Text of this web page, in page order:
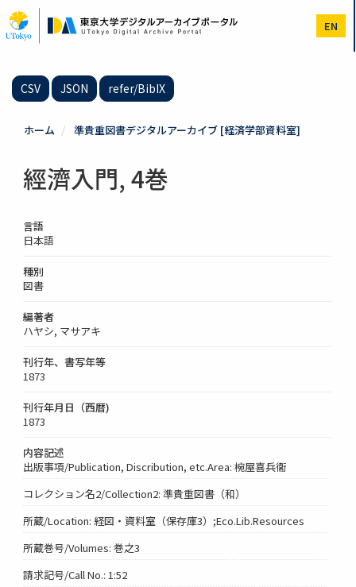
イ
ン
EN
CSV JSON refer/BibIX
ホーム 準貴重図書デジタルアーカイブ [経済学部資料室]
經濟入門, 4巻
言語
日本語
種別
図書
編著者
ハヤシ, マサアキ
刊行年、書写年等
1873
刊行年月日（西暦)
1873
内容記述
出版事項/Publication, Discribution, etc.Area: 椀屋喜兵衞
コレクション名2/Collection2: 準貴重図書（和）
所蔵/Location: 経図・資料室（保存庫3）;Eco.Lib.Resources
所蔵巻号/Volumes: 巻之3
請求記号/Call No.: 1:52